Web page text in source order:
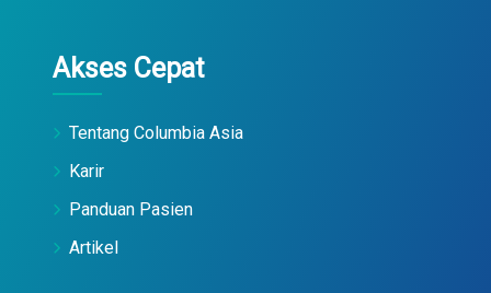
Akses Cepat
Tentang Columbia Asia
Karir
Panduan Pasien
Artikel